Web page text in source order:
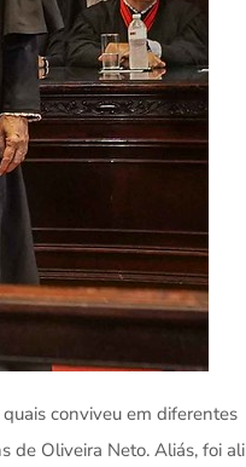
conviveu em diferentes
de Oliveira Neto. Aliás, foi ali